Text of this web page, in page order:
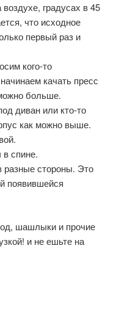
градусах в 45
что исходное
первый раз и
кого-то
качать пресс
больше.
диван или кто-то
как можно выше.
в спине.
разные стороны. Это
появившейся
шашлыки и прочие
и не ешьте на